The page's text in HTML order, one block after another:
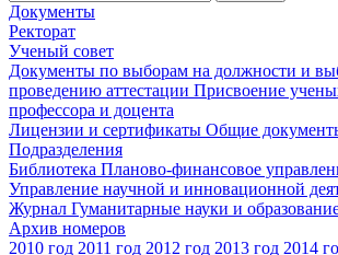
Документы
Ректорат
Ученый совет
Документы по выборам на должности и
проведению аттестации Присвоение
профессора и доцента
Лицензии и сертификаты Общие
Подразделения
Библиотека Планово-финансовое
Управление научной и инновационной
Журнал Гуманитарные науки и
Архив номеров
2010 год 2011 год 2012 год 2013 год 2014